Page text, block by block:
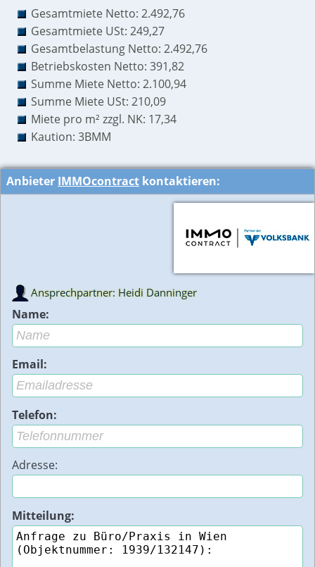
Gesamtmiete Netto: 2.492,76
Gesamtmiete USt: 249,27
Gesamtbelastung Netto: 2.492,76
Betriebskosten Netto: 391,82
Summe Miete Netto: 2.100,94
Summe Miete USt: 210,09
Miete pro m² zzgl. NK: 17,34
Kaution: 3BMM
Anbieter IMMOcontract kontaktieren:
Ansprechpartner: Heidi Danninger
Name:
Email:
Telefon:
Adresse:
Mitteilung: